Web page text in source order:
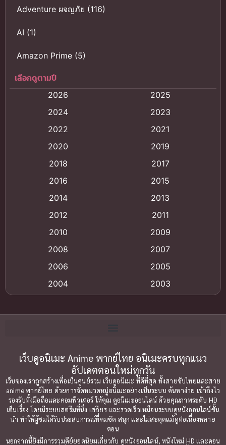
Adventure ผจญภัย (116)
AI (1)
Amazon Prime (5)
Anal (ประตูหลัง)
Animation การ์ตูน
Animation อนิเมะ
Animation แอนิเมชัน
(9)
Big tits (นมใหญ่)
Bitch (ผู้หญิงร่าน)
Bondage (ทาส)(1)
Censored (เซ็นเซอร์)(19)
Comedy (ตลก)(79)
Comedy ตลก
เลือกดูตามปี
2026
2025
2024
2023
2022
2021
2020
2019
2018
2017
2016
2015
2014
2013
2012
2011
2010
2009
2008
2007
2006
2005
2004
2003
2000
1999
1996
1990
1989
1988
1987
1985
1984
1983
1982
1981
เว็บดูอนิเมะ Anime พากย์ไทย อนิเมะครบทุกแนว
อัปเดตตอนใหม่ทุกวัน
เว็บของเราถูกสร้างเพื่อเป็นศูนย์รวม เว็บดูอนิเมะ ที่ดีที่สุด ทั้งสายซับไทยและสาย
anime พากย์ไทย ด้วยการจัดหมวดหมู่อนิเมะอย่างเป็นระบบ ค้นหาง่าย เข้าถึงไว
รองรับทั้งมือถือและคอมพิวเตอร์ ให้คุณ ดูอนิเมะออนไลน์ ด้วยคุณภาพระดับ HD
เต็มเรื่อง โดยมีระบบสตรีมที่นิ่ง เสถียร และรวดเร็วเหมือนระบบดูหนังออนไลน์ชั้น
นำ ทำให้ผู้ชมได้รับประสบการณ์ที่คมชัด สนุก และไม่สะดุดแม้ดูต่อเนื่องหลาย
ตอน
นอกจากนี้ยังมีการรวมคีย์ยอดนิยมเกี่ยวกับ ดูหนังออนไลน์, หนังใหม่ HD และคอน